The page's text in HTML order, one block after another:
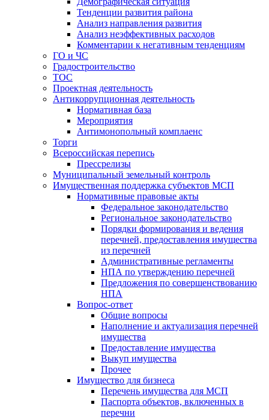
Тенденции развития района
Анализ направления развития
Анализ неэффективных расходов
Комментарии к негативным тенденциям
ГО и ЧС
Градостроительство
ТОС
Проектная деятельность
Антикоррупционная деятельность
Нормативная база
Мероприятия
Антимонопольный комплаенс
Торги
Всероссийская перепись
Прессрелизы
Муниципальный земельный контроль
Имущественная поддержка субъектов МСП
Нормативные правовые акты
Федеральное законодательство
Региональное законодательство
Порядки формирования и ведения
перечней, предоставления имущества
из перечней
Административные регламенты
НПА по утверждению перечней
Предложения по совершенствованию
НПА
Вопрос-ответ
Общие вопросы
Наполнение и актуализация перечней
имущества
Предоставление имущества
Выкуп имущества
Прочее
Имущество для бизнеса
Перечень имущества для МСП
Паспорта объектов, включенных в
перечни